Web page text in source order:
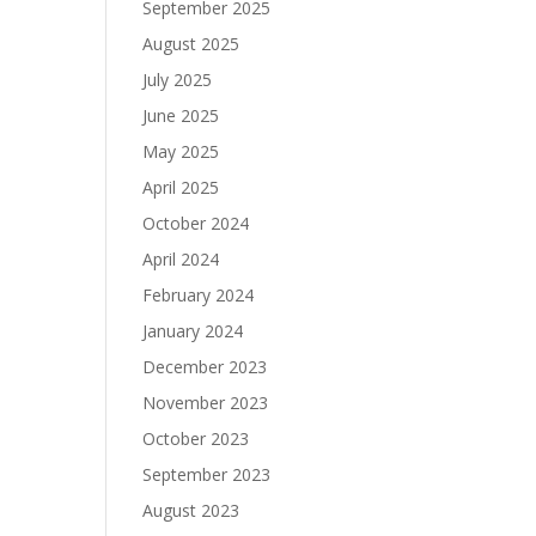
September 2025
August 2025
July 2025
June 2025
May 2025
April 2025
October 2024
April 2024
February 2024
January 2024
December 2023
November 2023
October 2023
September 2023
August 2023